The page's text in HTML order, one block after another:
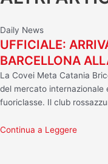
Daily News
UFFICIALE:
BARCELLONA
La Covei Meta Catania
del mercato internazionale
fuoriclasse. Il club
Continua a Leggere